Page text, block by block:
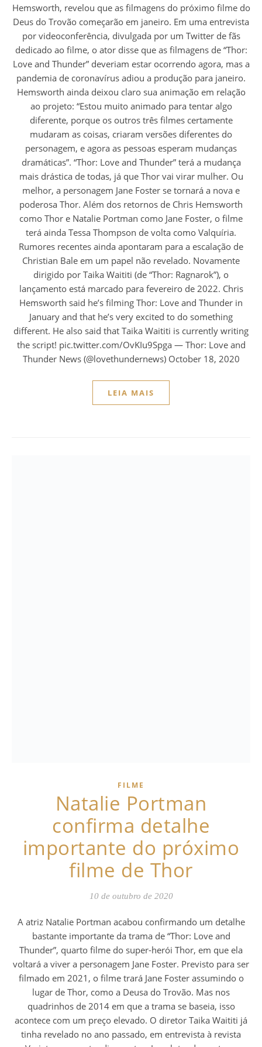
Hemsworth, revelou que as filmagens do próximo filme do
Deus do Trovão começarão em janeiro. Em uma entrevista
por videoconferência, divulgada por um Twitter de fãs
dedicado ao filme, o ator disse que as filmagens de “Thor:
Love and Thunder” deveriam estar ocorrendo agora, mas a
pandemia de coronavírus adiou a produção para janeiro.
Hemsworth ainda deixou claro sua animação em relação
ao projeto: “Estou muito animado para tentar algo
diferente, porque os outros três filmes certamente
mudaram as coisas, criaram versões diferentes do
personagem, e agora as pessoas esperam mudanças
dramáticas”. “Thor: Love and Thunder” terá a mudança
mais drástica de todas, já que Thor vai virar mulher. Ou
melhor, a personagem Jane Foster se tornará a nova e
poderosa Thor. Além dos retornos de Chris Hemsworth
como Thor e Natalie Portman como Jane Foster, o filme
terá ainda Tessa Thompson de volta como Valquíria.
Rumores recentes ainda apontaram para a escalação de
Christian Bale em um papel não revelado. Novamente
dirigido por Taika Waititi (de “Thor: Ragnarok”), o
lançamento está marcado para fevereiro de 2022. Chris
Hemsworth said he’s filming Thor: Love and Thunder in
January and that he’s very excited to do something
different. He also said that Taika Waititi is currently writing
the script! pic.twitter.com/OvKIu9Spga — Thor: Love and
Thunder News (@lovethundernews) October 18, 2020
LEIA MAIS
FILME
Natalie Portman
confirma detalhe
importante do próximo
filme de Thor
10 de outubro de 2020
A atriz Natalie Portman acabou confirmando um detalhe
bastante importante da trama de “Thor: Love and
Thunder”, quarto filme do super-herói Thor, em que ela
voltará a viver a personagem Jane Foster. Previsto para ser
filmado em 2021, o filme trará Jane Foster assumindo o
lugar de Thor, como a Deusa do Trovão. Mas nos
quadrinhos de 2014 em que a trama se baseia, isso
acontece com um preço elevado. O diretor Taika Waititi já
tinha revelado no ano passado, em entrevista à revista